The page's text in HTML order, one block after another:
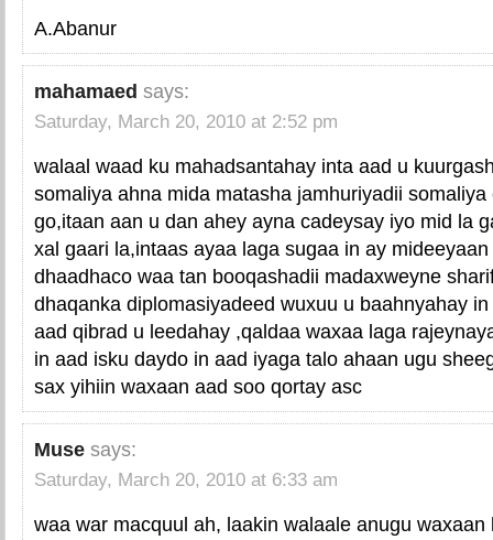
A.Abanur
mahamaed says:
Saturday, March 20, 2010 at 2:52 pm
walaal waad ku mahadsantahay inta aad u
somaliya ahna mida matasha jamhuriyadii
go,itaan aan u dan ahey ayna cadeysay iyo mid la
xal gaari la,intaas ayaa laga sugaa in ay
dhaadhaco waa tan booqashadii madaxweyne
dhaqanka diplomasiyadeed wuxuu u baahnyahay
aad qibrad u leedahay ,qaldaa waxaa laga
in aad isku daydo in aad iyaga talo ahaan ugu
sax yihiin waxaan aad soo qortay asc
Muse says:
Saturday, March 20, 2010 at 6:33 am
waa war macquul ah, laakin walaale anugu waxaan